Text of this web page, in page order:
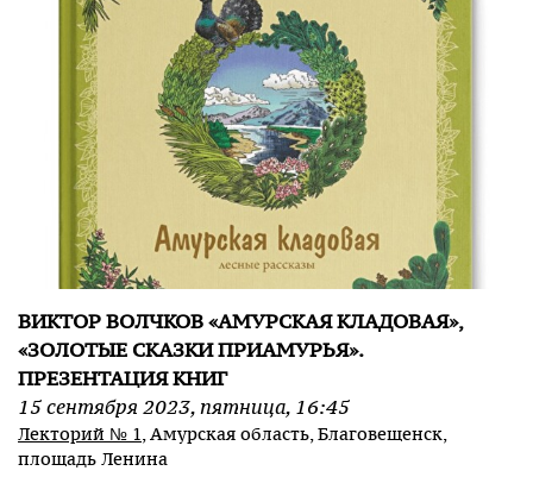
ВИКТОР ВОЛЧКОВ «АМУРСКАЯ КЛАДОВАЯ»,
«ЗОЛОТЫЕ СКАЗКИ ПРИАМУРЬЯ».
ПРЕЗЕНТАЦИЯ КНИГ
15сентября 2023,пятница, 16:45
Лекторий № 1, Амурская область, Благовещенск,
площадь Ленина